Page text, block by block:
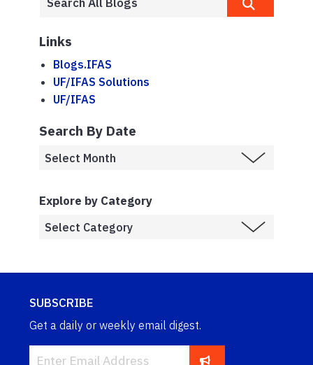
Links
Blogs.IFAS
UF/IFAS Solutions
UF/IFAS
Search By Date
Explore by Category
SUBSCRIBE
Get a daily or weekly email digest.